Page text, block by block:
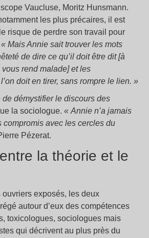
Vaucluse, Moritz Hunsmann.
les plus précaires, il est
risque de perdre son travail pour
« Mais Annie sait trouver les mots
de dire ce qu’il doit être dit [à
rend malade] et les
doit en tirer, sans rompre le lien. »
de démystifier le discours des
la sociologue. « Annie n’a jamais
compromis avec les cercles du
Pézerat.
la théorie et le
ouvriers exposés, les deux
autour d’eux des compétences
toxicologues, sociologues mais
qui décrivent au plus près du